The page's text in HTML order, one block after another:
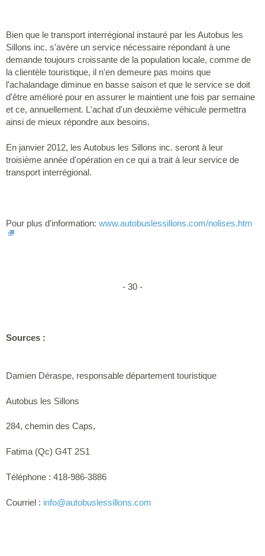
Bien que le transport interrégional instauré par les Autobus les
Sillons inc. s'avère un service nécessaire répondant à une
demande toujours croissante de la population locale, comme de
la clientèle touristique, il n'en demeure pas moins que
l'achalandage diminue en basse saison et que le service se doit
d'être amélioré pour en assurer le maintient une fois par semaine
et ce, annuellement. L'achat d'un deuxième véhicule permettra
ainsi de mieux répondre aux besoins.
En janvier 2012, les Autobus les Sillons inc. seront à leur
troisième année d'opération en ce qui a trait à leur service de
transport interrégional.
Pour plus d'information: www.autobuslessillons.com/nolises.htm
- 30 -
Sources :
Damien Déraspe, responsable département touristique
Autobus les Sillons
284, chemin des Caps,
Fatima (Qc) G4T 2S1
Téléphone : 418-986-3886
Courriel : info@autobuslessillons.com